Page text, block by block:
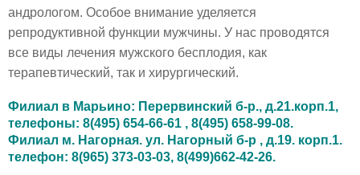
андрологом. Особое внимание уделяется
репродуктивной функции мужчины. У нас проводятся
все виды лечения мужского бесплодия, как
терапевтический, так и хирургический.
Филиал в Марьино: Перервинский б-р., д.21.корп.1,
телефоны: 8(495) 654-66-61 , 8(495) 658-99-08.
Филиал м. Нагорная. ул. Нагорный б-р , д.19. корп.1.
телефон: 8(965) 373-03-03, 8(499)662-42-26.